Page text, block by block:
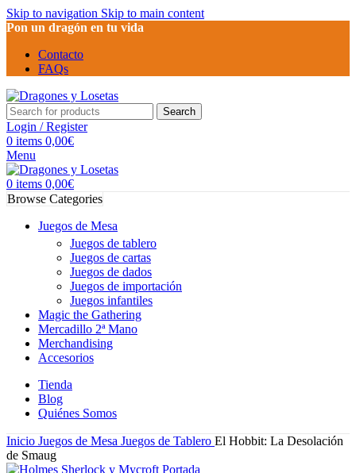
Skip to navigation Skip to main content
Pon un dragón en tu vida
Contacto
FAQs
Search
Login / Register
0 items 0,00€
Menu
0 items 0,00€
Browse Categories
Juegos de Mesa
Juegos de tablero
Juegos de cartas
Juegos de dados
Juegos de importación
Juegos infantiles
Magic the Gathering
Mercadillo 2ª Mano
Merchandising
Accesorios
Tienda
Blog
Quiénes Somos
Inicio Juegos de Mesa Juegos de Tablero El Hobbit: La Desolación
de Smaug